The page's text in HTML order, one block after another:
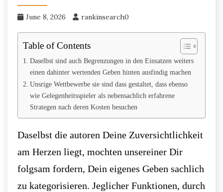
June 8, 2026 rankinsearch0
Table of Contents
Daselbst sind auch Begrenzungen in den Einsatzen weiters
einen dahinter wertenden Geben hinten ausfindig machen
Unsrige Wettbewerbe sie sind dass gestaltet, dass ebenso
wie Gelegenheitsspieler als nebensachlich erfahrene
Strategen nach deren Kosten besuchen
Daselbst die autoren Deine Zuversichtlichkeit
am Herzen liegt, mochten unsereiner Dir
folgsam fordern, Dein eigenes Geben sachlich
zu kategorisieren. Jeglicher Funktionen, durch